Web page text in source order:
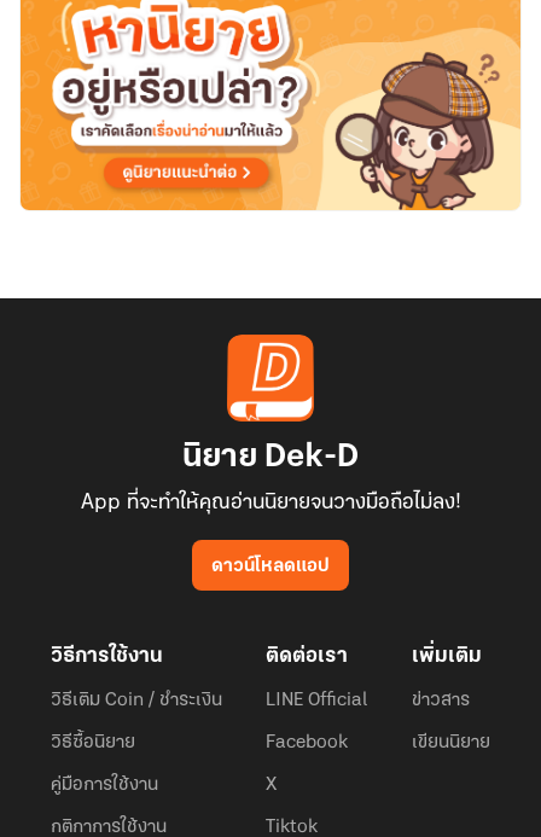
นิยาย Dek-D
App ที่จะทำให้คุณอ่านนิยายจนวางมือถือไม่ลง!
ดาวน์โหลดแอป
วิธีการใช้งาน
วิธีเติม Coin / ชำระเงิน
วิธีซื้อนิยาย
คู่มือการใช้งาน
กติกาการใช้งาน
ติดต่อเรา
LINE Official
Facebook
X
Tiktok
เพิ่มเติม
ข่าวสาร
เขียนนิยาย